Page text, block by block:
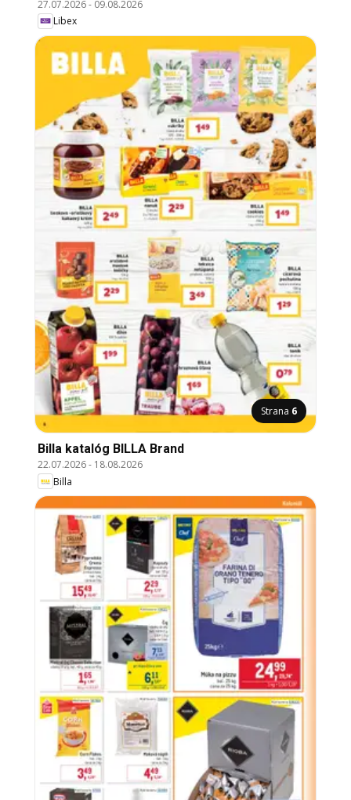
27.07.2026- 09.08.2026
Libex
Strana 6
Billa katalóg BILLA Brand
22.07.2026- 18.08.2026
Billa